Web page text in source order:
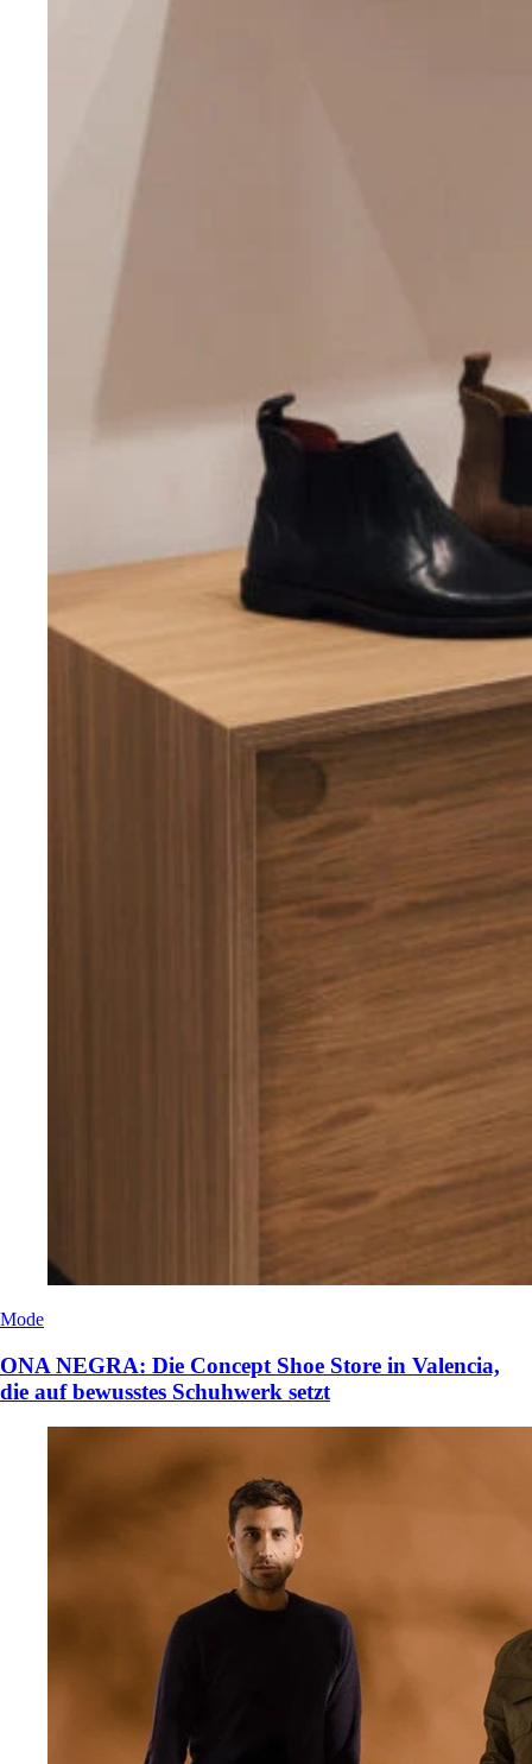
Mode
ONA NEGRA: Die Concept Shoe Store in Valencia,
die auf bewusstes Schuhwerk setzt